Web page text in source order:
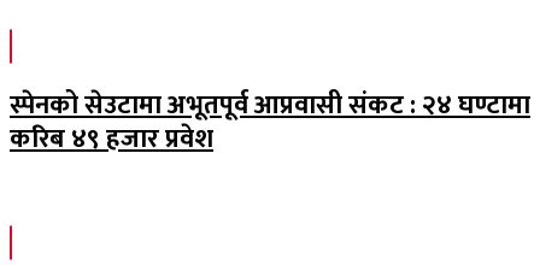
स्पेनको सेउटामा अभूतपूर्व आप्रवासी संकट : २४ घण्टामा
करिब ४९ हजार प्रवेश